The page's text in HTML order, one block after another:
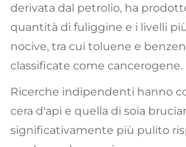
derivata dal petrolio, ha
quantità di fuliggine e i livelli
nocive, tra cui toluene e
classificate come cancerogene.
Ricerche indipendenti hanno
cera d'api e quella di soia
significativamente più pulito